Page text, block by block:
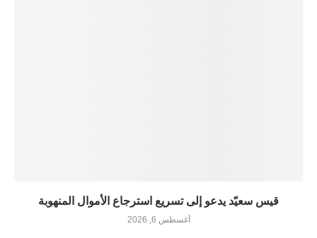
قيس سعيّد يدعو إلى تسريع استرجاع الأموال المنهوبة
أغسطس 6, 2026